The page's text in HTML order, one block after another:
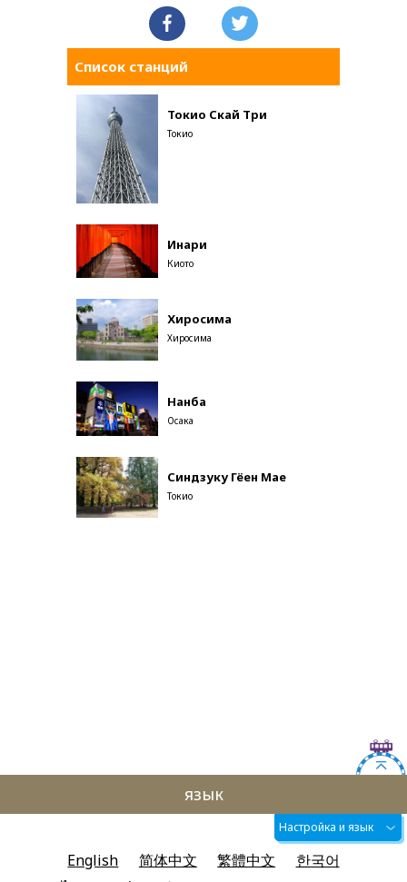
Список станций
Токио Скай Три
Токио
Инари
Киото
Хиросима
Хиросима
Нанба
Осака
Синдзуку Гёен Мае
Токио
язык
Настройка и язык
English 简体中文 繁體中文
한국어